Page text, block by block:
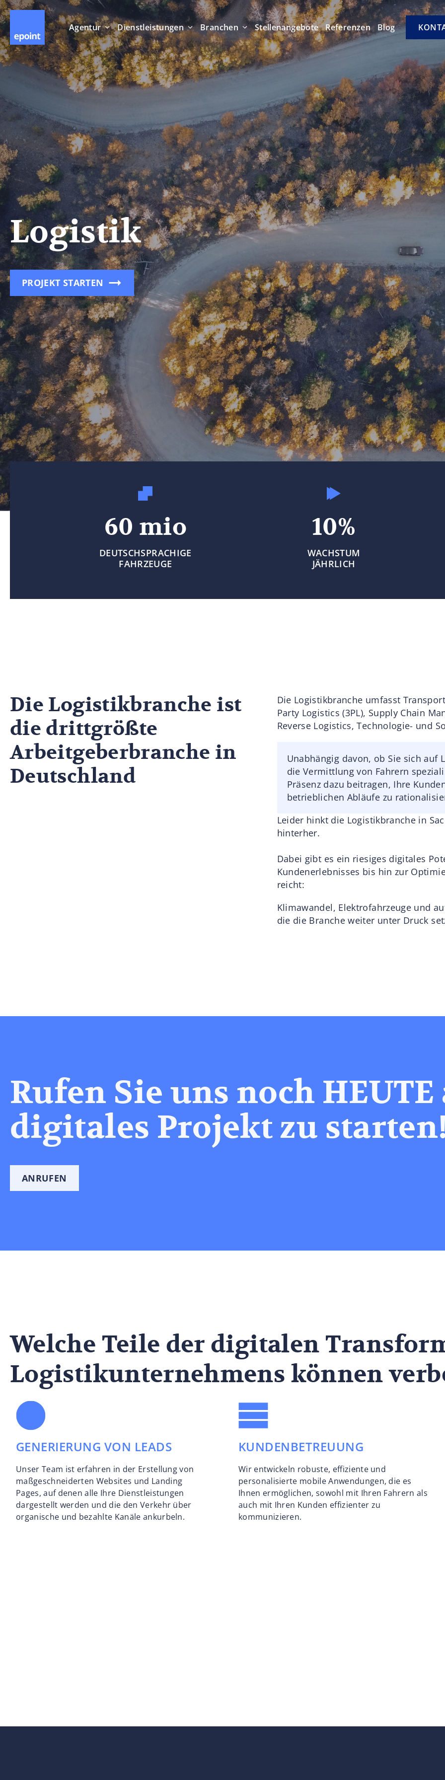
Agentur Dienstleistungen Branchen Stellenangebote Referenzen Blog
Logistik
PROJEKT STARTEN
60 mio
DEUTSCHSPRACHIGE
FAHRZEUGE
10%
WACHSTUM
JÄHRLICH
Die Logistikbranche ist
die drittgrößte
Arbeitgeberbranche in
Deutschland
Die Logistikbranche umfasst
Party Logistics (3PL), Supply Chain
Reverse Logistics, Technologie- und
Unabhängig davon, ob Sie sich auf
die Vermittlung von Fahrern
Präsenz dazu beitragen, Ihre
betrieblichen Abläufe zu
Leider hinkt die Logistikbranche in
hinterher.
Dabei gibt es ein riesiges digitales
Kundenerlebnisses bis hin zur
reicht:
Klimawandel, Elektrofahrzeuge und
die die Branche weiter unter Druck
Rufen Sie uns noch
digitales Projekt zu
ANRUFEN
Welche Teile der digitalen
Logistikunternehmens können
GENERIERUNG VON LEADS
Unser Team ist erfahren in der Erstellung von
maßgeschneiderten Websites und Landing
Pages, auf denen alle Ihre Dienstleistungen
dargestellt werden und die den Verkehr über
organische und bezahlte Kanäle ankurbeln.
KUNDENBETREUUNG
Wir entwickeln robuste, effiziente und
personalisierte mobile Anwendungen, die es
Ihnen ermöglichen, sowohl mit Ihren Fahrern als
auch mit Ihren Kunden effizienter zu
kommunizieren.